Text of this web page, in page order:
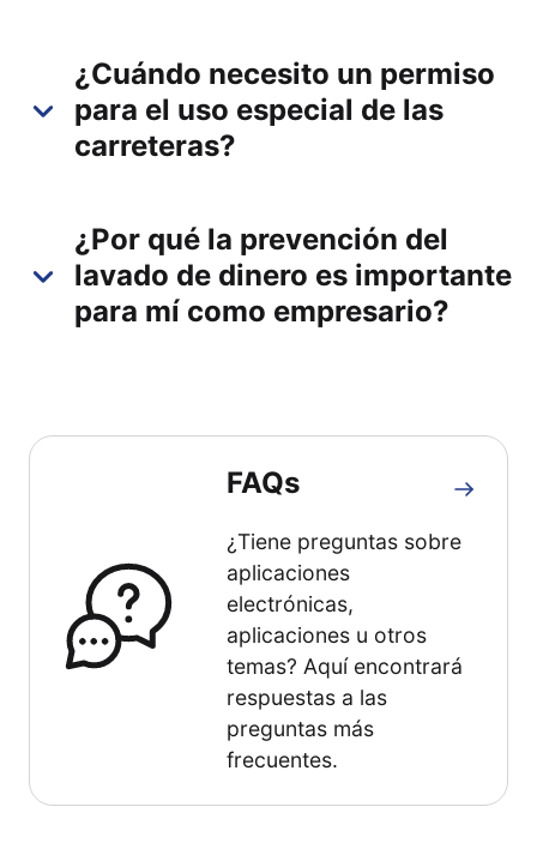
¿Cuándo necesito un permiso
para el uso especial de las
carreteras?
¿Por qué la prevención del
lavado de dinero es importante
para mí como empresario?
FAQs
¿Tiene preguntas sobre
aplicaciones
electrónicas,
aplicaciones u otros
temas? Aquí encontrará
respuestas a las
preguntas más
frecuentes.